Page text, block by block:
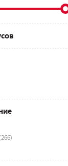
(266)